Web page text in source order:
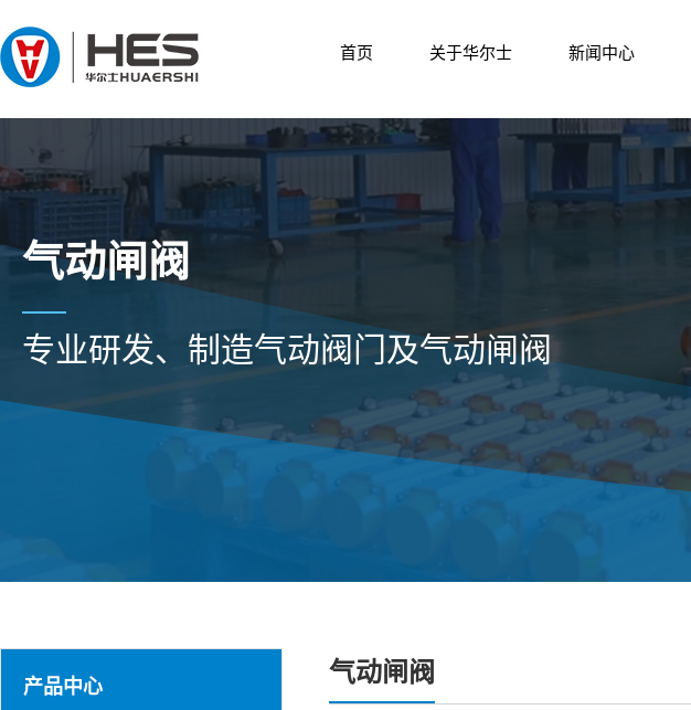
首页 关于华尔士 新闻中心
气动闸阀
专业研发、制造气动阀门及气动闸阀
产品中心 气动闸阀